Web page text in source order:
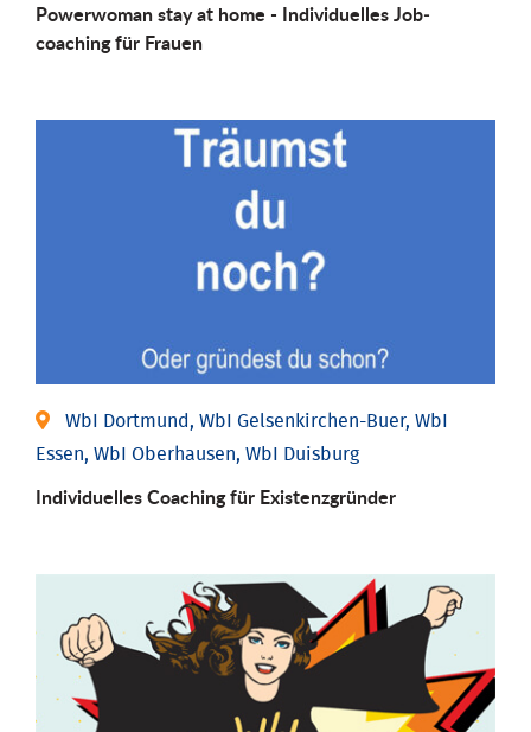
Powerwoman stay at home - Individu­elles Job­
coaching für Frauen
WbI Dortmund, WbI Gelsenkirchen-Buer, WbI
Essen, WbI Oberhausen, WbI Duisburg
Individu­elles Coaching für Existenz­gründer